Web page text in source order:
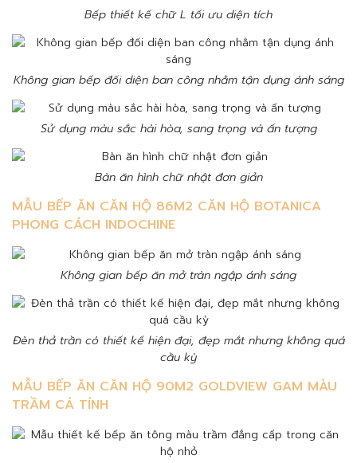
Bếp thiết kế chữ L tối ưu diện tích
Không gian bếp đối diện ban công nhằm tận dụng ánh sáng
Sử dụng màu sắc hài hòa, sang trọng và ấn tượng
Bàn ăn hình chữ nhật đơn giản
MẪU BẾP ĂN CĂN HỘ 86M2 CĂN HỘ BOTANICA
PHONG CÁCH INDOCHINE
Không gian bếp ăn mở tràn ngập ánh sáng
Đèn thả trần có thiết kế hiện đại, đẹp mắt nhưng không quá
cầu kỳ
MẪU BẾP ĂN CĂN HỘ 90M2 GOLDVIEW GAM MÀU
TRẦM CÁ TÍNH